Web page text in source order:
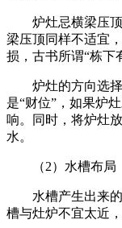
炉灶忌横梁压
梁压顶同样不适宜
损，古书所谓“栋下
炉灶的方向选
是“财位”，如果炉
响。同时，将炉灶
水。
（2）水槽布局
水槽产生出来
槽与灶炉不宜太近